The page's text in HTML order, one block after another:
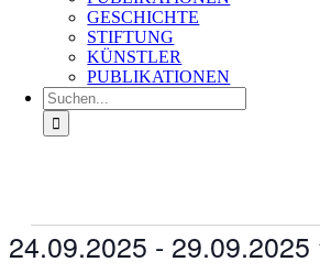
GESCHICHTE
STIFTUNG
KÜNSTLER
PUBLIKATIONEN
Suche
nach:
Veranstaltungen
24.09.2025 - 29.09.2025